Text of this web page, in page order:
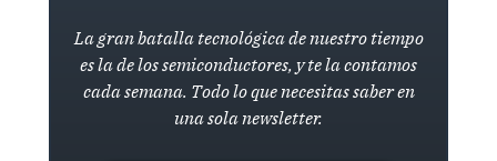
La gran batalla tecnológica de nuestro tiempo
es la de los semiconductores, y te la contamos
cada semana. Todo lo que necesitas saber en
una sola newsletter.